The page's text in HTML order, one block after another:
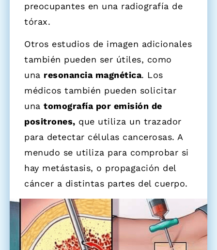
preocupantes en una radiografía de
tórax.
Otros estudios de imagen adicionales
también pueden ser útiles, como
una resonancia magnética. Los
médicos también pueden solicitar
una tomografía por emisión de
positrones, que utiliza un trazador
para detectar células cancerosas. A
menudo se utiliza para comprobar si
hay metástasis, o propagación del
cáncer a distintas partes del cuerpo.